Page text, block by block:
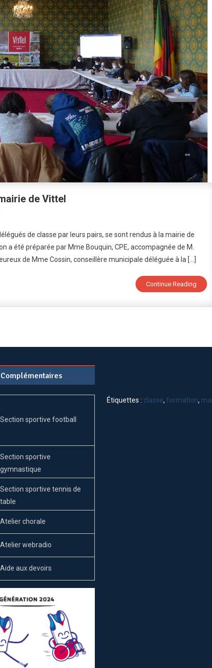
de Vittel
de classe par leurs pairs, se sont rendus à la mairie de
été préparée par Mme Bouquin, CPE, accompagnée de M.
de Mme Cossin, conseillère municipale déléguée à la […]
Continue Reading
Section sportive football
Section sportive
gymnastique
Section sportive tennis de
table
Atelier chorale
Atelier webradio
Aide aux devoirs
Étiquettes : classe, formation,